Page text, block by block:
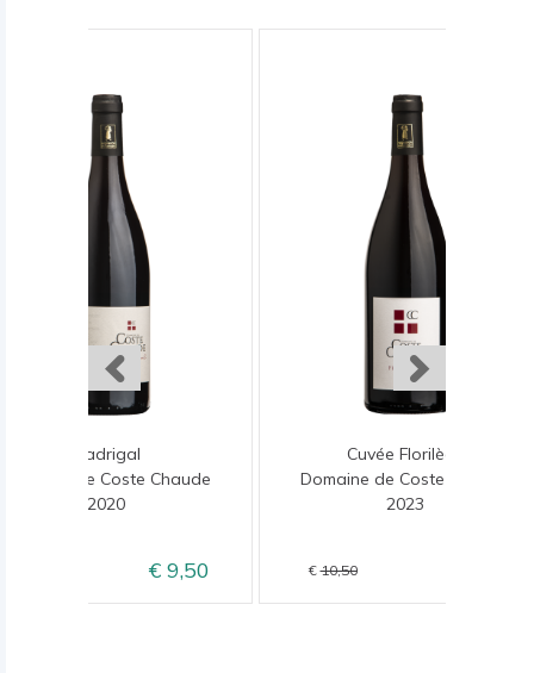
Madrigal
Domaine de Coste Chaude
2020
9,50
Cuvée Florilège
Domaine de Coste Chaude
2023
10,50